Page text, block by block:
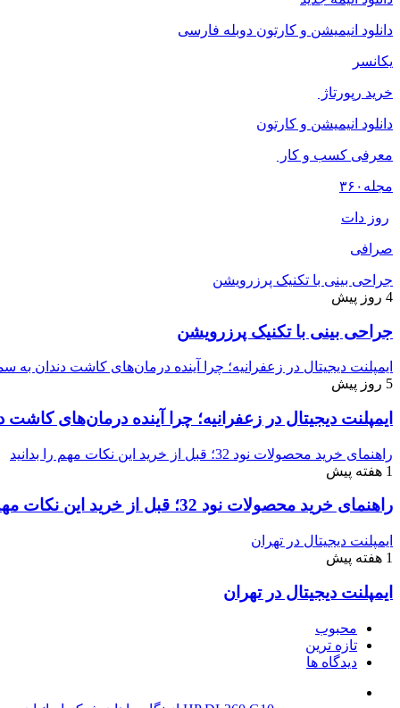
دانلود انیمیشن و کارتون دوبله فارسی
یکانسر
خرید رپورتاژ
دانلود انیمیشن و کارتون
معرفی کسب و کار
مجله ۳۶۰
روز دات
صرافی
جراحی بینی با تکنیک پرزرویشن
4 روز پیش
جراحی بینی با تکنیک پرزرویشن
ایمپلنت دیجیتال در زعفرانیه؛ چرا آینده درمان‌های کاشت دندان
5 روز پیش
ایمپلنت دیجیتال در زعفرانیه؛ چرا آینده درمان‌های
راهنمای خرید محصولات نود 32؛ قبل از خرید این نکات مهم را بدانید
1 هفته پیش
راهنمای خرید محصولات نود 32؛ قبل از خرید این نکات مهم را بدانید
ایمپلنت دیجیتال در تهران
1 هفته پیش
ایمپلنت دیجیتال در تهران
محبوب
تازه ترین
دیدگاه ها